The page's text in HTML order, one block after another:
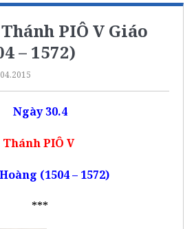
PIÔ V Giáo
– 1572)
Ngày 30.4
Thánh PIÔ V
(1504 – 1572)
***